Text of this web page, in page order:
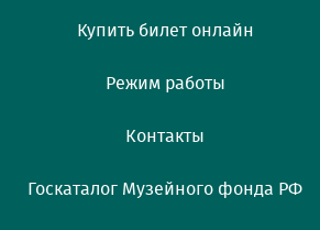
Купить билет онлайн
Режим работы
Контакты
Госкаталог Музейного фонда РФ